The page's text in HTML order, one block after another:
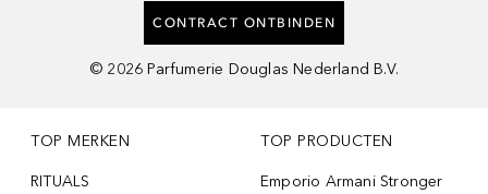
CONTRACT ONTBINDEN
© 2026 Parfumerie Douglas Nederland B.V.
TOP MERKEN
RITUALS
TOP PRODUCTEN
Emporio Armani Stronger